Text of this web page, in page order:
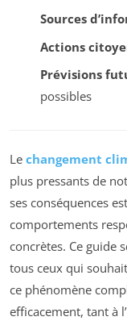
Sources
Actions
Prévisions
possibles
Le changement
plus pressants de
ses conséquences
comportements
concrètes. Ce guide
tous ceux qui
ce phénomène
efficacement, tant à